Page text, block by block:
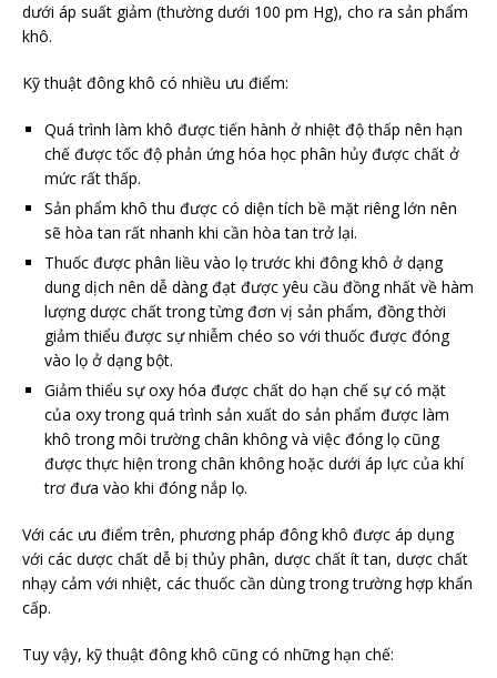
dưới áp suất giảm (thường dưới 100 pm Hg), cho ra sản phẩm
khô.
Kỹ thuật đông khô có nhiều ưu điểm:
Quá trình làm khô được tiến hành ở nhiệt độ thấp nên hạn
chế được tốc độ phản ứng hóa học phân hủy được chất ở
mức rất thấp.
Sản phẩm khô thu được có diện tích bề mặt riêng lớn nên
sẽ hòa tan rất nhanh khi cần hòa tan trở lại.
Thuốc được phân liều vào lọ trước khi đông khô ở dạng
dung dịch nên dễ dàng đạt được yêu cầu đồng nhất về hàm
lượng dược chất trong từng đơn vị sản phẩm, đồng thời
giảm thiểu được sự nhiễm chéo so với thuốc được đóng
vào lọ ở dạng bột.
Giảm thiểu sự oxy hóa được chất do hạn chế sự có mặt
của oxy trong quá trình sản xuất do sản phẩm được làm
khô trong môi trường chân không và việc đóng lọ cũng
được thực hiện trong chân không hoặc dưới áp lực của khí
trơ đưa vào khi đóng nắp lọ.
Với các ưu điểm trên, phương pháp đông khô được áp dụng
với các dược chất dễ bị thủy phân, dược chất ít tan, dược chất
nhạy cảm với nhiệt, các thuốc cần dùng trong trường hợp khẩn
cấp.
Tuy vậy, kỹ thuật đông khô cũng có những hạn chế: